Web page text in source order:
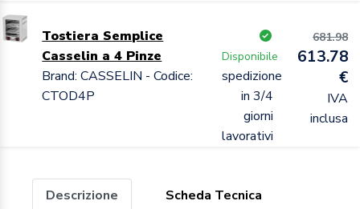
Tostiera Semplice
Casselin a 4 Pinze
Brand: CASSELIN - Codice:
CTOD4P
Disponibile
spedizione
in 3/4
giorni
lavorativi
681.98
613.78
€
IVA
inclusa
Descrizione Scheda Tecnica